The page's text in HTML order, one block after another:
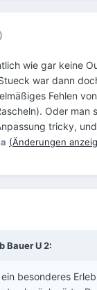
wie gar keine
war dann
Fehlen
Oder man
tricky,
(Änderungen
Bauer U 2:
besonderes